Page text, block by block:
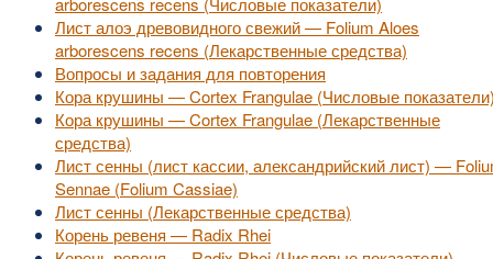
Лист алоэ древовидного свежий — Folium Aloes
arborescens recens (Лекарственные средства)
Вопросы и задания для повторения
Кора крушины — Cortex Frangulae (Числовые
Кора крушины — Cortex Frangulae (Лекарственные
средства)
Лист сенны (лист кассии, александрийский лист) —
Sennae (Folium Cassiae)
Лист сенны (Лекарственные средства)
Корень ревеня — Radix Rhei